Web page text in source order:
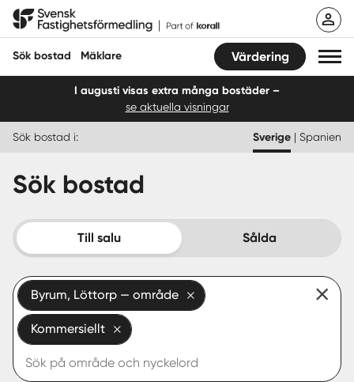
Hoppa
Svensk Fastighetsförmedling
Sök bostad Mäklare Värdering
Sälja
Köpa
Start
Logga in
I augusti visas extra många bostäder –
se aktuella visningar
Sök bostad i: Sverige | Spanien
Sök bostad
Till salu Sålda
Byrum, Löttorp — område
Kommersiellt